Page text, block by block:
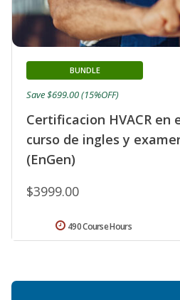
Certificacion HVACR en
curso de ingles y
(EnGen)
BUNDLE
$3999.00
Save $699.00 (15%OFF)
490 Course Hours